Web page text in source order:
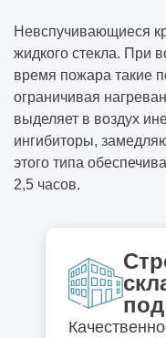
Невспучивающиеся
жидкого стекла. При
время пожара такие
ограничивая
выделяет в воздух
ингибиторы,
этого типа
2,5 часов.